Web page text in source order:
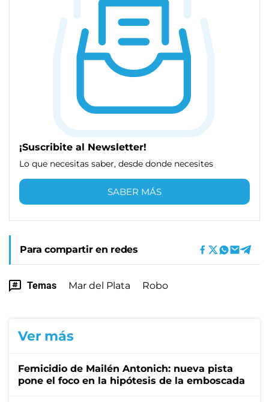
¡Suscribite al Newsletter!
Lo que necesitas saber, desde donde necesites
SABER MÁS
Para compartir en redes
Temas Mar del Plata Robo
Ver más
Femicidio de Mailén Antonich: nueva pista
pone el foco en la hipótesis de la emboscada